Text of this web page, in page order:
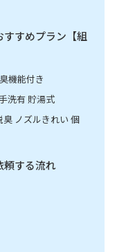
すめプラン【組
機能付き
洗有 貯湯式
臭 ノズルきれい 個
頼する流れ